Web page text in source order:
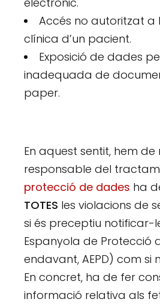
Accés no autoritzat a
clínica d’un pacient.
Exposició de dades
inadequada de
paper.
En aquest sentit, hem
responsable del
protecció de dades ha
TOTES les violacions de
si és preceptiu notificar-
Espanyola de Protecció
endavant, AEPD) com si
En concret, ha de fer
informació relativa als